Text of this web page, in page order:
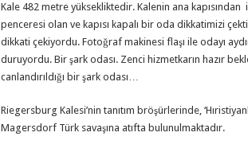
Kale 482 metre yüksekliktedir. Kalenin ana
penceresi olan ve kapısı kapalı bir oda dikkatimizi
dikkati çekiyordu. Fotoğraf makinesi flaşı ile odayı
duruyordu. Bir şark odası. Zenci hizmetkarın hazır
canlandırıldığı bir şark odası…
Riegersburg Kalesi’nin tanıtım bröşürlerinde,
Magersdorf Türk savaşına atıfta bulunulmaktadır.